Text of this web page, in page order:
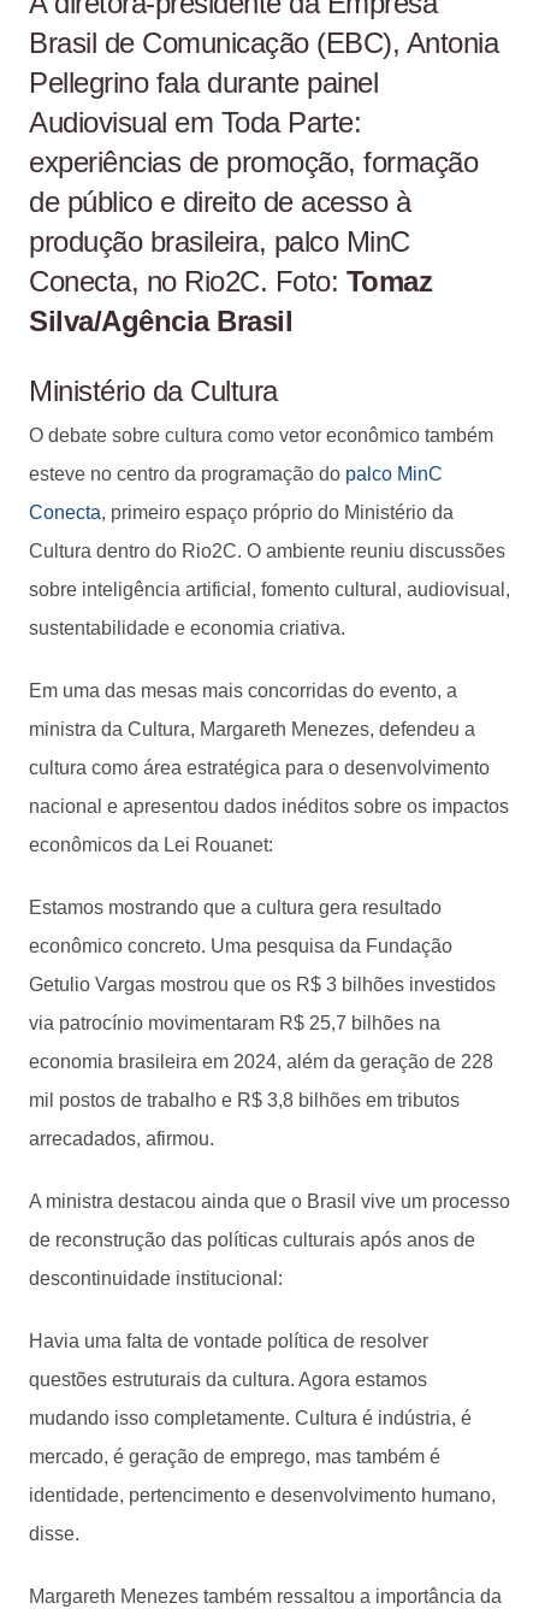
Brasil de Comunicação (EBC), Antonia
Pellegrino fala durante painel
Audiovisual em Toda Parte:
experiências de promoção, formação
de público e direito de acesso à
produção brasileira, palco MinC
Conecta, no Rio2C. Foto: Tomaz
Silva/Agência Brasil
Ministério da Cultura
O debate sobre cultura como vetor econômico também
esteve no centro da programação do palco MinC
Conecta, primeiro espaço próprio do Ministério da
Cultura dentro do Rio2C. O ambiente reuniu discussões
sobre inteligência artificial, fomento cultural, audiovisual,
sustentabilidade e economia criativa.
Em uma das mesas mais concorridas do evento, a
ministra da Cultura, Margareth Menezes, defendeu a
cultura como área estratégica para o desenvolvimento
nacional e apresentou dados inéditos sobre os impactos
econômicos da Lei Rouanet:
Estamos mostrando que a cultura gera resultado
econômico concreto. Uma pesquisa da Fundação
Getulio Vargas mostrou que os R$ 3 bilhões investidos
via patrocínio movimentaram R$ 25,7 bilhões na
economia brasileira em 2024, além da geração de 228
mil postos de trabalho e R$ 3,8 bilhões em tributos
arrecadados, afirmou.
A ministra destacou ainda que o Brasil vive um processo
de reconstrução das políticas culturais após anos de
descontinuidade institucional:
Havia uma falta de vontade política de resolver
questões estruturais da cultura. Agora estamos
mudando isso completamente. Cultura é indústria, é
mercado, é geração de emprego, mas também é
identidade, pertencimento e desenvolvimento humano,
disse.
Margareth Menezes também ressaltou a importância da